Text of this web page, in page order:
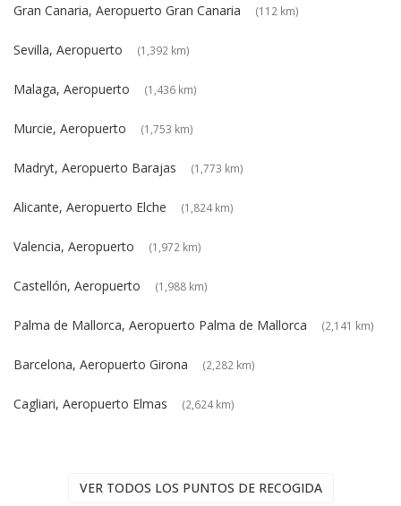
Gran Canaria, Aeropuerto Gran Canaria (112 km)
Sevilla, Aeropuerto (1,392 km)
Malaga, Aeropuerto (1,436 km)
Murcie, Aeropuerto (1,753 km)
Madryt, Aeropuerto Barajas (1,773 km)
Alicante, Aeropuerto Elche (1,824 km)
Valencia, Aeropuerto (1,972 km)
Castellón, Aeropuerto (1,988 km)
Palma de Mallorca, Aeropuerto Palma de Mallorca (2,141 km)
Barcelona, Aeropuerto Girona (2,282 km)
Cagliari, Aeropuerto Elmas (2,624 km)
VER TODOS LOS PUNTOS DE RECOGIDA